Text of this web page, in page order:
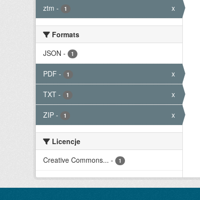
ztm - 1 x
Formats
JSON - 1
PDF - 1 x
TXT - 1 x
ZIP - 1 x
Licencje
Creative Commons... - 1